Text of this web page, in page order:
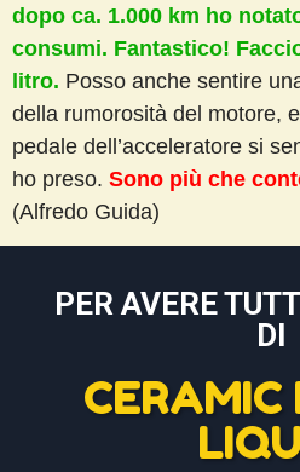
dopo ca. 1.000 km ho
consumi. Fantastico!
litro. Posso anche sentire
della rumorosità del motore,
pedale dell’acceleratore si
ho preso. Sono più che
(Alfredo Guida)
PER AVERE
DI
CERAMIC